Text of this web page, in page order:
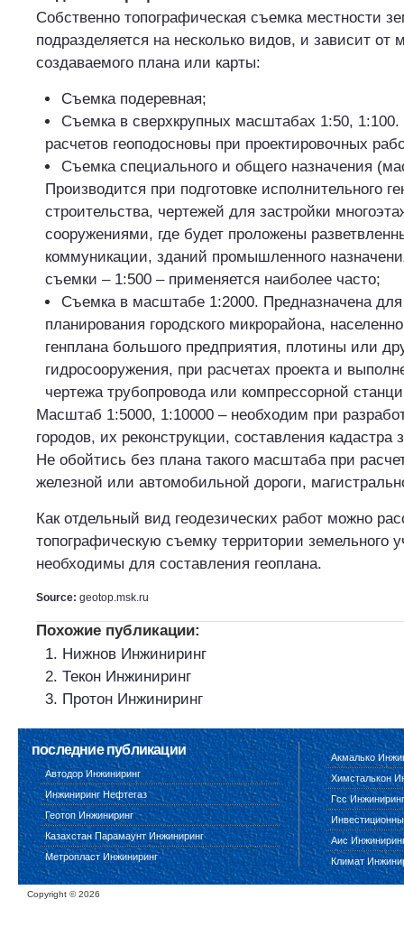
Собственно топографическая съемка местности
подразделяется на несколько видов, и зависит от
создаваемого плана или карты:
Съемка подеревная;
Съемка в сверхкрупных масштабах 1:50, 1:100.
расчетов геоподосновы при проектировочных
Съемка специального и общего назначения
Производится при подготовке исполнительного
строительства, чертежей для застройки
сооружениями, где будет проложены
коммуникации, зданий промышленного
съемки – 1:500 – применяется наиболее часто;
Съемка в масштабе 1:2000. Предназначена для
планирования городского микрорайона,
генплана большого предприятия, плотины или
гидросооружения, при расчетах проекта и
чертежа трубопровода или компрессорной
Масштаб 1:5000, 1:10000 – необходим при
городов, их реконструкции, составления кадастра
Не обойтись без плана такого масштаба при
железной или автомобильной дороги,
Как отдельный вид геодезических работ можно
топографическую съемку территории земельного
необходимы для составления геоплана.
Source: geotop.msk.ru
Похожие публикации:
Нижнов Инжиниринг
Текон Инжиниринг
Протон Инжиниринг
последние публикации
Автодор Инжиниринг
Инжиниринг Нефтегаз
Геотоп Инжиниринг
Казахстан Парамаунт Инжиниринг
Метропласт Инжиниринг
Акмалько
Химсталькон
Гсс Инжиниринг
Аис
Климат
Copyright ©2026